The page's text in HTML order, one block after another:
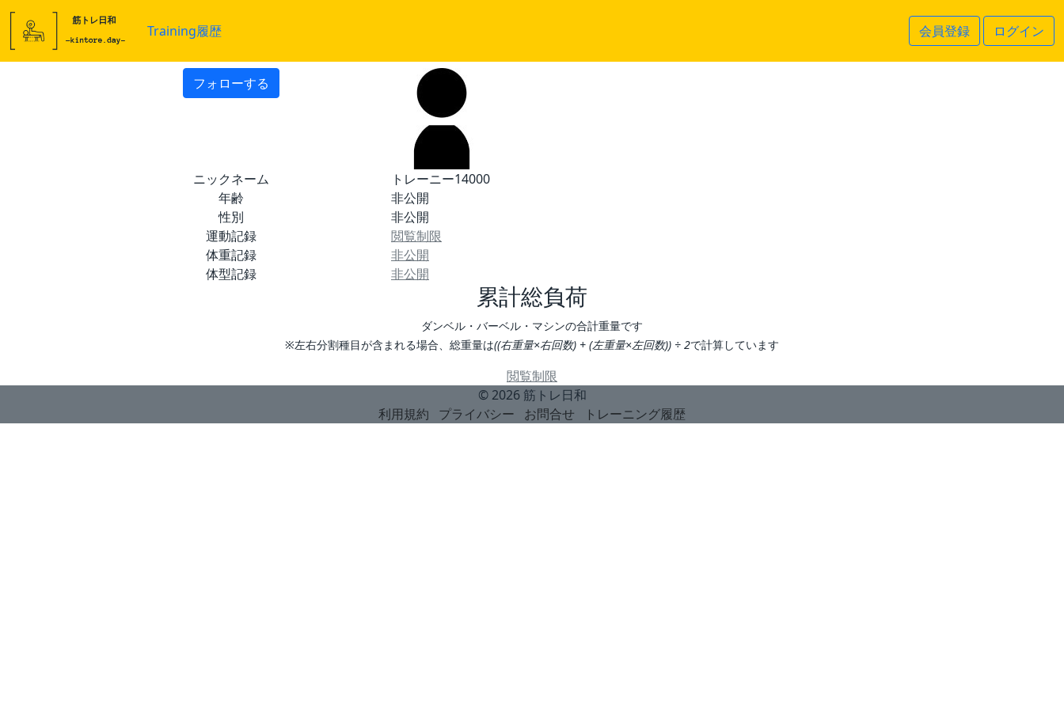
Training履歴 会員登録 ログイン
フォローする
ニックネーム
トレーニー14000
年齢
非公開
性別
非公開
運動記録
閲覧制限
体重記録
非公開
体型記録
非公開
累計総負荷
ダンベル・バーベル・マシンの合計重量です
※左右分割種目が含まれる場合、総重量は((右重量×右回数) + (左重量×左回数)) ÷ 2で計算しています
閲覧制限
© 2026 筋トレ日和
利用規約
プライバシー お問合せ トレーニング履歴